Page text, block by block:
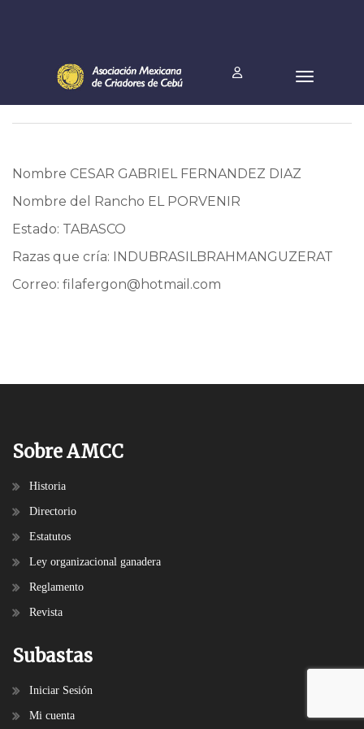
Nombre CESAR GABRIEL FERNANDEZ DIAZ
Nombre del Rancho EL PORVENIR
Estado: TABASCO
Razas que cría: INDUBRASILBRAHMANGUZERAT
Correo: filafergon@hotmail.com
Sobre AMCC
Historia
Directorio
Estatutos
Ley organizacional ganadera
Reglamento
Revista
Subastas
Iniciar Sesión
Mi cuenta